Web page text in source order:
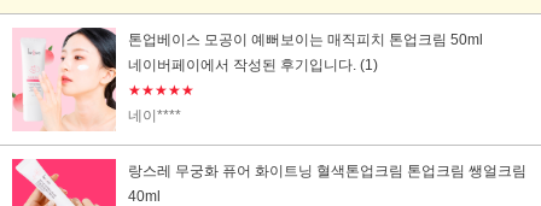
톤업베이스 모공이 예뻐보이는 매직피치 톤업크림 50ml
네이버페이에서 작성된 후기입니다. (1)
★★★★★
네이****
랑스레 무궁화 퓨어 화이트닝 혈색톤업크림 톤업크림 쌩얼크림
40ml